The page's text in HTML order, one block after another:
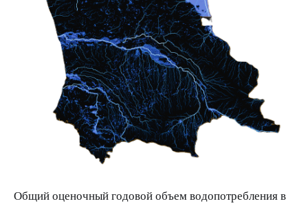
Общий оценочный годовой объем водопотребления в